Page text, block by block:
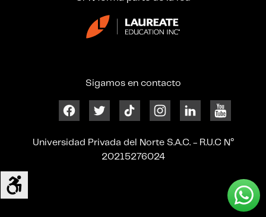
Sigamos en contacto
Universidad Privada del Norte S.A.C. - R.U.C N°
20215276024